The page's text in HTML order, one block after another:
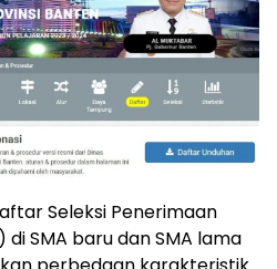
Seleksi Penerimaan
di SMA baru dan SMA lama